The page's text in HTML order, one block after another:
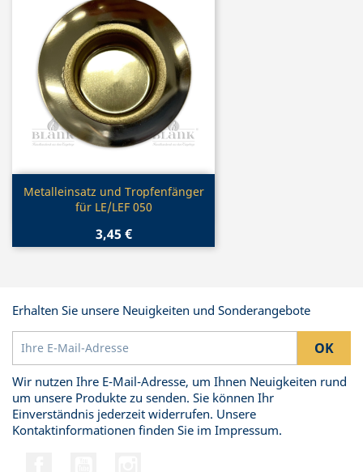
Vorschau
Metalleinsatz und Tropfenfänger
für LE/LEF 050
3,45 €
Erhalten Sie unsere Neuigkeiten und Sonderangebote
Wir nutzen Ihre E-Mail-Adresse, um Ihnen Neuigkeiten rund
um unsere Produkte zu senden. Sie können Ihr
Einverständnis jederzeit widerrufen. Unsere
Kontaktinformationen finden Sie im Impressum.